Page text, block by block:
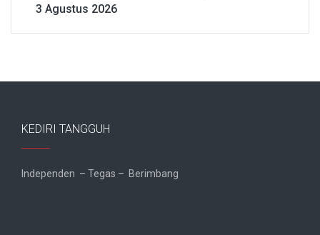
3 Agustus 2026
KEDIRI TANGGUH
Independen – Tegas – Berimbang